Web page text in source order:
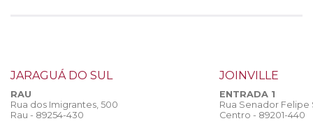
JARAGUÁ DO SUL
RAU
Rua dos Imigrantes, 500
Rau - 89254-430
JOINVILLE
ENTRADA 1
Rua Senador
Centro - 89201-440